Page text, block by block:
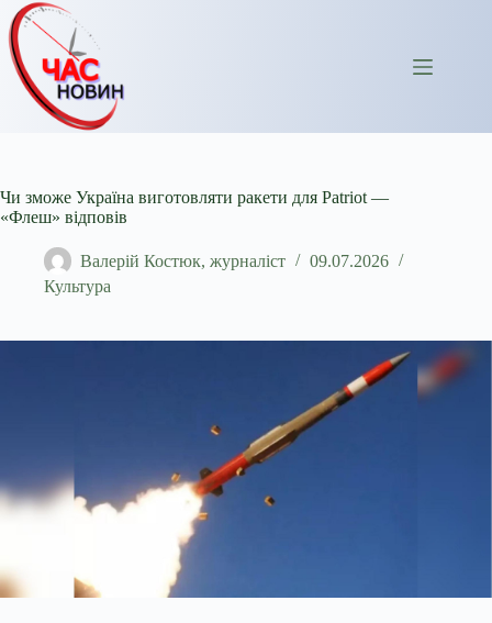
Перейти
до
вмісту
Чи зможе Україна виготовляти ракети для Patriot —
«Флеш» відповів
Валерій Костюк, журналіст
09.07.2026
Культура